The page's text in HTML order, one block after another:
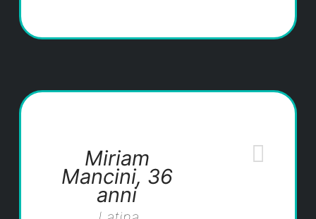
Miriam
Mancini, 36
anni